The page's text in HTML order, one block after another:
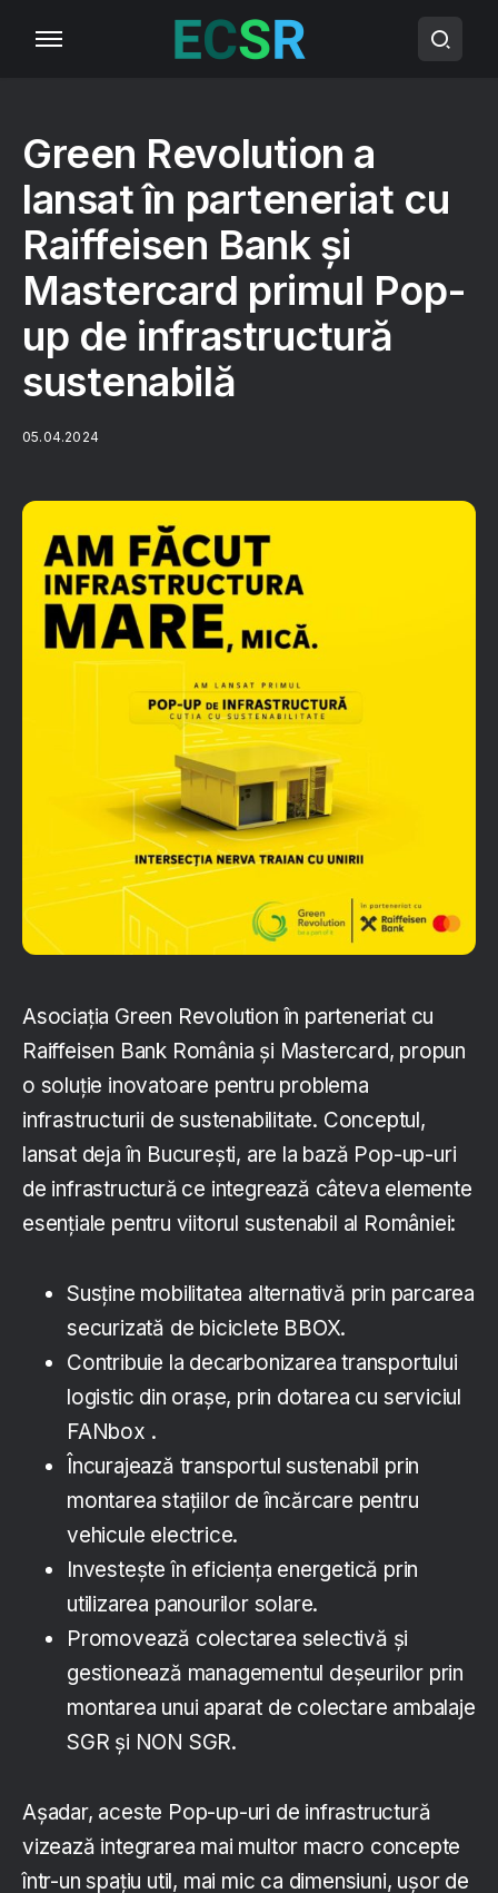
Green Revolution a
lansat în parteneriat cu
Raiffeisen Bank și
Mastercard primul Pop-
up de infrastructură
sustenabilă
05.04.2024
Asociația Green Revolution în parteneriat cu
Raiffeisen Bank România și Mastercard, propun
o soluție inovatoare pentru problema
infrastructurii de sustenabilitate. Conceptul,
lansat deja în București, are la bază Pop-up-uri
de infrastructură ce integrează câteva elemente
esențiale pentru viitorul sustenabil al României:
Susține mobilitatea alternativă prin parcarea
securizată de biciclete BBOX.
Contribuie la decarbonizarea transportului
logistic din orașe, prin dotarea cu serviciul
FANbox .
Încurajează transportul sustenabil prin
montarea stațiilor de încărcare pentru
vehicule electrice.
Investește în eficiența energetică prin
utilizarea panourilor solare.
Promovează colectarea selectivă și
gestionează managementul deșeurilor prin
montarea unui aparat de colectare ambalaje
SGR și NON SGR.
Așadar, aceste Pop-up-uri de infrastructură
vizează integrarea mai multor macro concepte
într-un spațiu util, mai mic ca dimensiuni, ușor de